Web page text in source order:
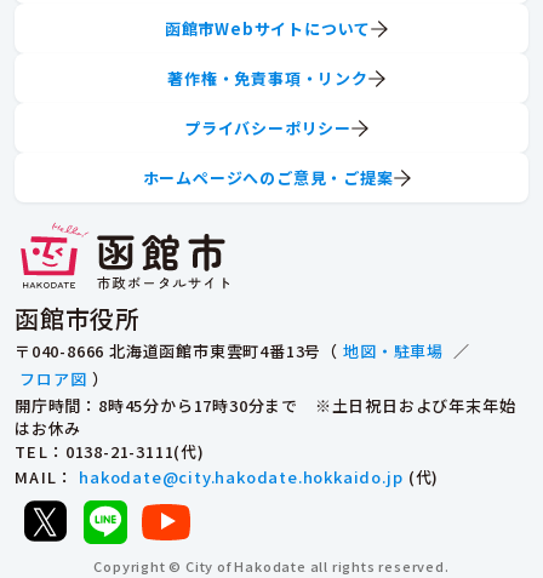
函館市役所
〒040-8666 北海道函館市東雲町4番13号（ 地図・駐車場 ／
フロア図 ）
開庁時間：8時45分から17時30分まで ※土日祝日および年末年始
はお休み
TEL ：0138-21-3111(代)
MAIL ： hakodate@city.hakodate.hokkaido.jp (代)
函館市Webサイトについて
著作権・免責事項・リンク
プライバシーポリシー
ホームページへのご意見・ご提案
Copyright © City of Hakodate all rights reserved.